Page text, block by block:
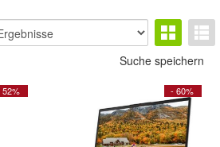
Suche speichern
52% - 60%